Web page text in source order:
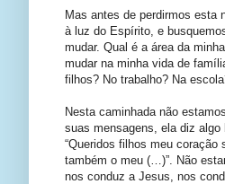
Mas antes de perdirmos esta
à luz do Espírito, e
mudar. Qual é a área da
mudar na minha vida de
filhos? No trabalho? Na
Nesta caminhada não
suas mensagens, ela diz
“Queridos filhos meu
também o meu (…)”. Não
nos conduz a Jesus, nos